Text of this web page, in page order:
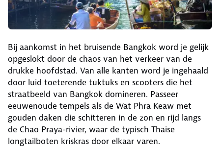
Bij aankomst in het bruisende Bangkok word je gelijk
opgeslokt door de chaos van het verkeer van de
drukke hoofdstad. Van alle kanten word je ingehaald
door luid toeterende tuktuks en scooters die het
straatbeeld van Bangkok domineren. Passeer
eeuwenoude tempels als de Wat Phra Keaw met
gouden daken die schitteren in de zon en rijd langs
de Chao Praya-rivier, waar de typisch Thaise
longtailboten kriskras door elkaar varen.